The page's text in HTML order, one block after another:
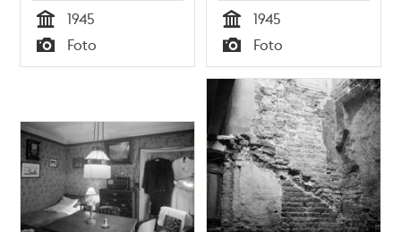
Tid
1945
Typ
Foto Tid
1945
Typ
Foto